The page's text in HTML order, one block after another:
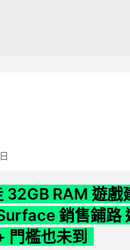
32GB RAM 遊戲
銷售鋪路
門檻也未到